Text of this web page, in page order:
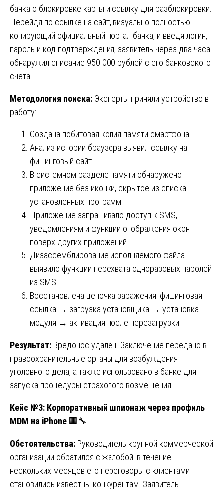
банка о блокировке карты и ссылку для разблокировки.
Перейдя по ссылке на сайт, визуально полностью
копирующий официальный портал банка, и введя логин,
пароль и код подтверждения, заявитель через два часа
обнаружил списание 950 000 рублей с его банковского
счёта.
Методология поиска: Эксперты приняли устройство в
работу:
Создана побитовая копия памяти смартфона.
Анализ истории браузера выявил ссылку на
фишинговый сайт.
В системном разделе памяти обнаружено
приложение без иконки, скрытое из списка
установленных программ.
Приложение запрашивало доступ к SMS,
уведомлениям и функции отображения окон
поверх других приложений.
Дизассемблирование исполняемого файла
выявило функции перехвата одноразовых паролей
из SMS.
Восстановлена цепочка заражения: фишинговая
ссылка → загрузка установщика → установка
модуля → активация после перезагрузки.
Результат: Вредонос удалён. Заключение передано в
правоохранительные органы для возбуждения
уголовного дела, а также использовано в банке для
запуска процедуры страхового возмещения.
Кейс №3: Корпоративный шпионаж через профиль
MDM на iPhone 🏢🔧
Обстоятельства: Руководитель крупной коммерческой
организации обратился с жалобой: в течение
нескольких месяцев его переговоры с клиентами
становились известны конкурентам. Заявитель